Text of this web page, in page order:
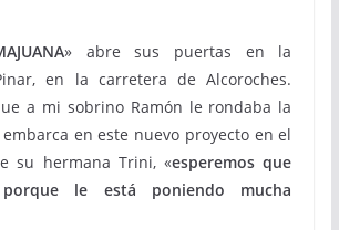
» abre sus puertas en la
en la carretera de Alcoroches.
a mi sobrino Ramón le rondaba la
en este nuevo proyecto en el
su hermana Trini, «esperemos que
le está poniendo mucha